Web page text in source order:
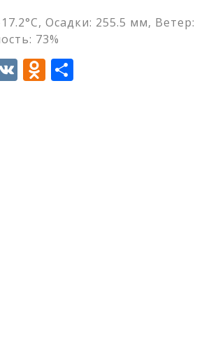
Осадки: 255.5 мм, Ветер:
73%
VKOdnoklassniki